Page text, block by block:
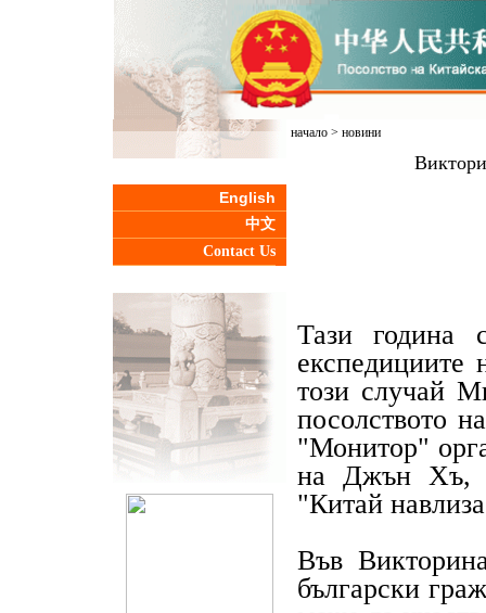
English
中文
Contact Us
начало> новини
Тази година
този случай
посолството
"Монитор"
на Джън Хъ,
"Китай
Във
български